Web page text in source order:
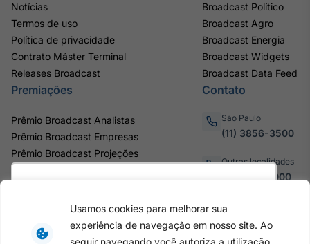
como você interage em nosso site e
personalizar conteúdo. Ao utilizar este site, você
Usamos cookies para melhorar sua
experiência de navegação em nosso site. Ao
seguir navegando você autoriza a utilização
Notícias
Termos de uso
Política de privacidade
Contrato Máster Terminal
Releases Broadcast
Broadcast Político
Broadcast Agro
Broadcast Energia
Broadcast Widgets
Broadcast Data Feed
Premiações
Prêmio Broadcast Analistas
Prêmio Broadcast Empresas
Prêmio Broadcast Projeções
Contato
São Paulo
(11) 3856-3500
Outras localidades
0800.011.3000
Av. Eng. Caetano Álvares, 55 - 3º e